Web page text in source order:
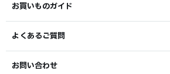
お買いものガイド
よくあるご質問
お問い合わせ